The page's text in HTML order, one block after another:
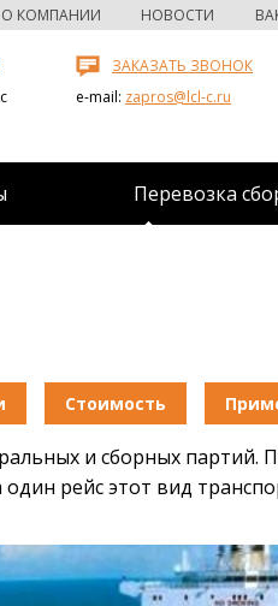
О КОМПАНИИ НОВОСТИ
ЗАКАЗАТЬ ЗВОНОК
e-mail: zapros@lcl-c.ru
Перевозка
Стоимость
и сборных партий.
рейс этот вид